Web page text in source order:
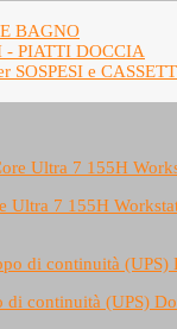
BAGNO
- PIATTI DOCCIA
SOSPESI e
Ultra 7 155H
di continuità (UPS)